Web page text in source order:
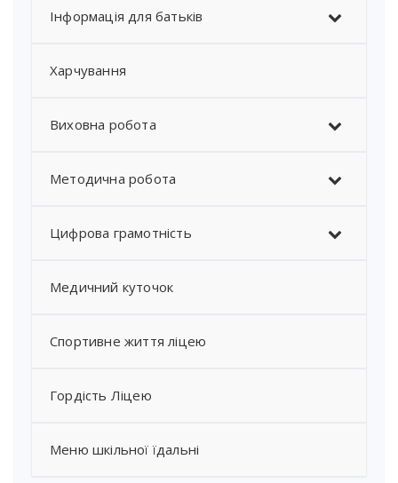
Інформація для батьків
Харчування
Виховна робота
Методична робота
Цифрова грамотність
Медичний куточок
Спортивне життя ліцею
Гордість Ліцею
Меню шкільної їдальні